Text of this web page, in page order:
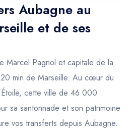
Aubagne au
et de ses
Marcel Pagnol et capitale de la
min de Marseille. Au cœur du
cette ville de 46 000
sa santonnade et son patrimoine
vos transferts depuis Aubagne.